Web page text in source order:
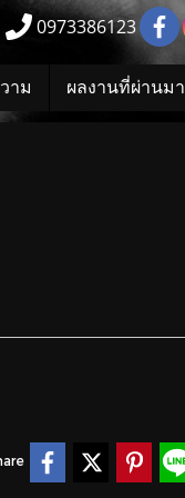
0973386123
าม ผลงานที่ผ่านมา